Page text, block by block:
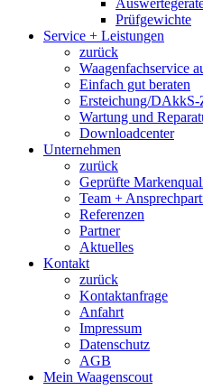
Prüfgewichte
Service + Leistungen
zurück
Waagenfachservice
Einfach gut beraten
Ersteichung/
Wartung und
Downloadcenter
Unternehmen
zurück
Geprüfte
Team +
Referenzen
Partner
Aktuelles
Kontakt
zurück
Kontaktanfrage
Anfahrt
Impressum
Datenschutz
AGB
Mein Waagenscout